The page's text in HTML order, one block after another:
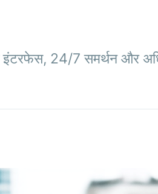
24/7 समर्थन और